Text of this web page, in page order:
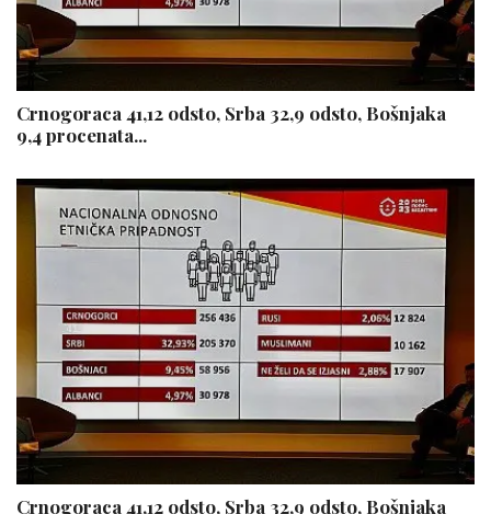
Crnogoraca 41,12 odsto, Srba 32,9 odsto, Bošnjaka
9,4 procenata...
Crnogoraca 41,12 odsto, Srba 32,9 odsto, Bošnjaka